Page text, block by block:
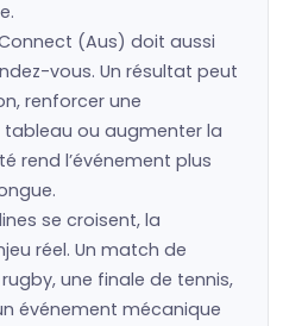
(Aus) doit aussi
vous. Un résultat peut
renforcer une
ou augmenter la
rend l’événement plus
se croisent, la
réel. Un match de
une finale de tennis,
événement mécanique